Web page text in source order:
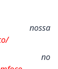
no